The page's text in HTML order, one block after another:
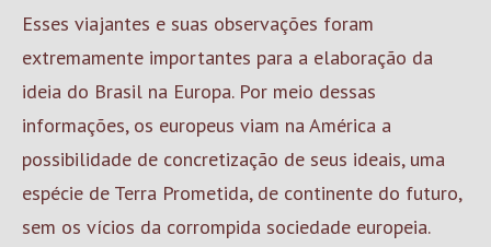
Esses viajantes e suas observações foram
extremamente importantes para a elaboração da
ideia do Brasil na Europa. Por meio dessas
informações, os europeus viam na América a
possibilidade de concretização de seus ideais, uma
espécie de Terra Prometida, de continente do futuro,
sem os vícios da corrompida sociedade europeia.